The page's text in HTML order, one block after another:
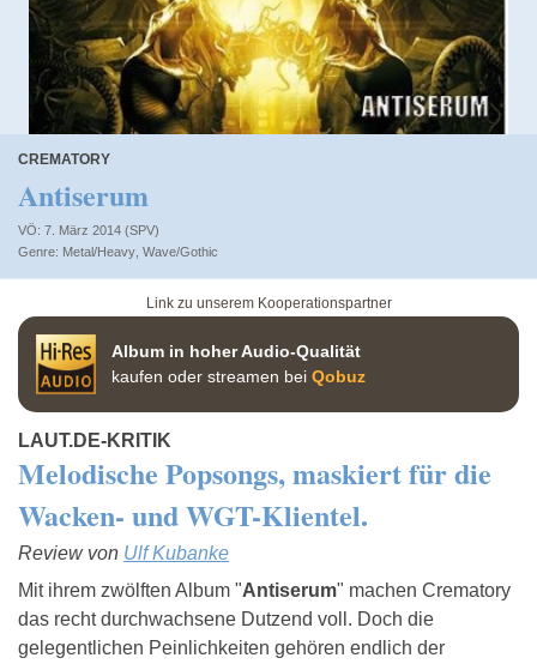
CREMATORY
Antiserum
VÖ: 7. März 2014 (SPV)
Metal/Heavy Wave/Gothic
Link zu unserem Kooperationspartner
Album in hoher Audio-Qualität
kaufen oder streamen bei Qobuz
LAUT.DE-KRITIK
Melodische Popsongs, maskiert für die
Wacken- und WGT-Klientel.
Review von Ulf Kubanke
Mit ihrem zwölften Album "Antiserum" machen Crematory
das recht durchwachsene Dutzend voll. Doch die
gelegentlichen Peinlichkeiten gehören endlich der